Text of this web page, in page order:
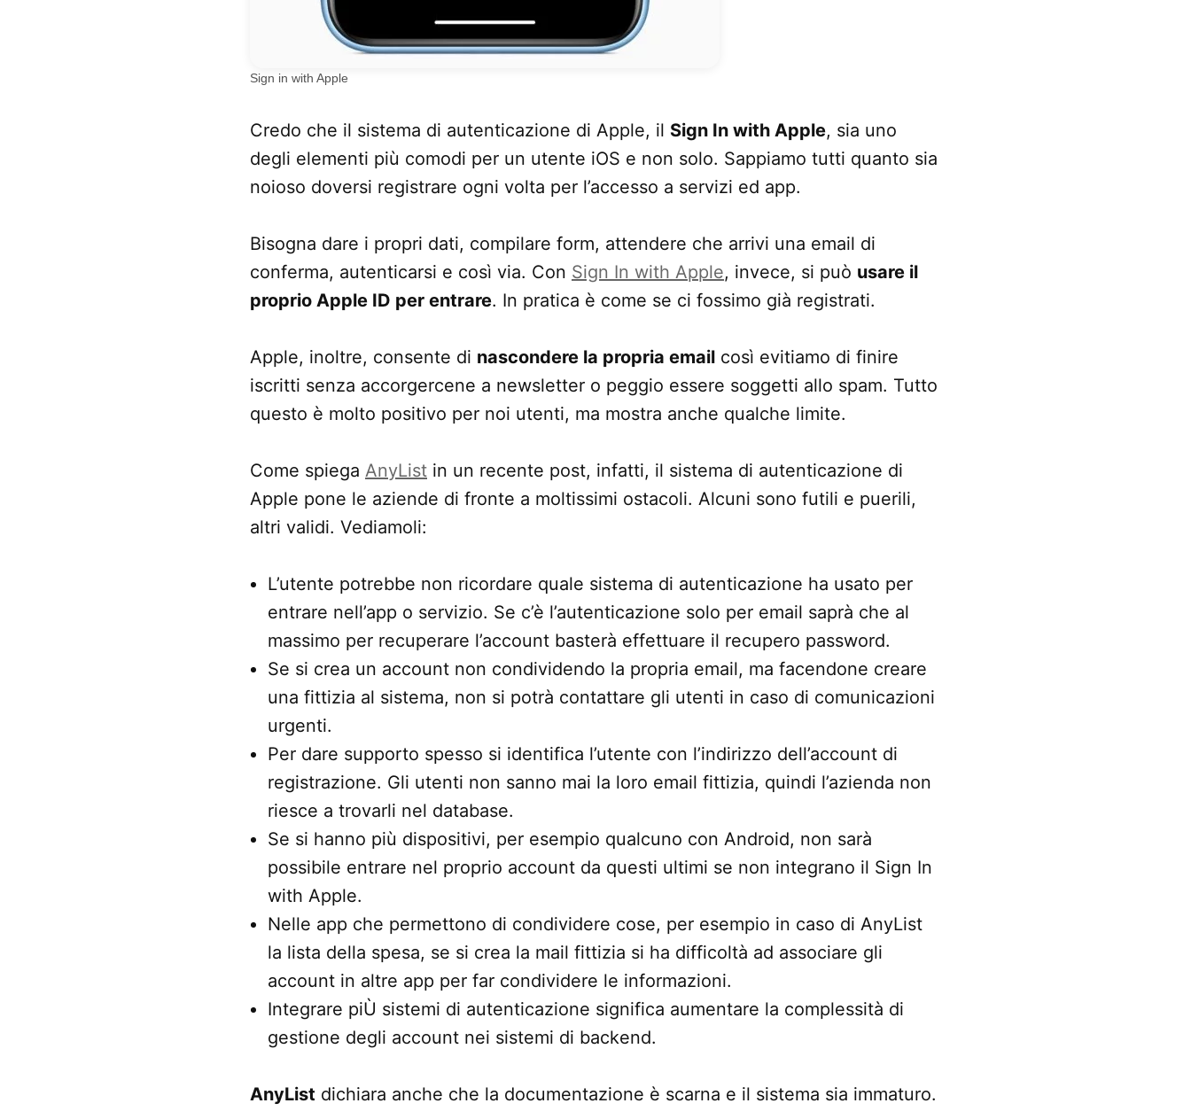
Sign in with Apple
Credo che il sistema di autenticazione di Apple, il Sign In with Apple, sia uno
degli elementi più comodi per un utente iOS e non solo. Sappiamo tutti quanto sia
noioso doversi registrare ogni volta per l’accesso a servizi ed app.
Bisogna dare i propri dati, compilare form, attendere che arrivi una email di
conferma, autenticarsi e così via. Con Sign In with Apple, invece, si può usare il
proprio Apple ID per entrare. In pratica è come se ci fossimo già registrati.
Apple, inoltre, consente di nascondere la propria email così evitiamo di finire
iscritti senza accorgercene a newsletter o peggio essere soggetti allo spam. Tutto
questo è molto positivo per noi utenti, ma mostra anche qualche limite.
Come spiega AnyList in un recente post, infatti, il sistema di autenticazione di
Apple pone le aziende di fronte a moltissimi ostacoli. Alcuni sono futili e puerili,
altri validi. Vediamoli:
L’utente potrebbe non ricordare quale sistema di autenticazione ha usato per
entrare nell’app o servizio. Se c’è l’autenticazione solo per email saprà che al
massimo per recuperare l’account basterà effettuare il recupero password.
Se si crea un account non condividendo la propria email, ma facendone creare
una fittizia al sistema, non si potrà contattare gli utenti in caso di comunicazioni
urgenti.
Per dare supporto spesso si identifica l’utente con l’indirizzo dell’account di
registrazione. Gli utenti non sanno mai la loro email fittizia, quindi l’azienda non
riesce a trovarli nel database.
Se si hanno più dispositivi, per esempio qualcuno con Android, non sarà
possibile entrare nel proprio account da questi ultimi se non integrano il Sign In
with Apple.
Nelle app che permettono di condividere cose, per esempio in caso di AnyList
la lista della spesa, se si crea la mail fittizia si ha difficoltà ad associare gli
account in altre app per far condividere le informazioni.
Integrare piÙ sistemi di autenticazione significa aumentare la complessità di
gestione degli account nei sistemi di backend.
AnyList dichiara anche che la documentazione è scarna e il sistema sia immaturo.